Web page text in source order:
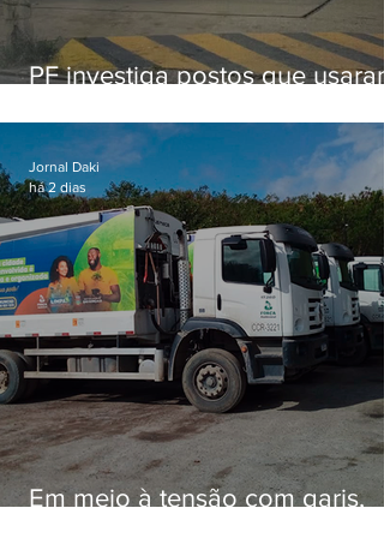
PF investiga postos que usaram
secretário morto em 2020
Em meio à tensão com garis,
Jornal Daki
há 2 dias